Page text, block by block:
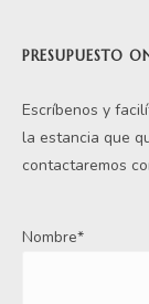
PRESUPUESTO
Escríbenos y
la estancia que
contactaremos
Nombre*